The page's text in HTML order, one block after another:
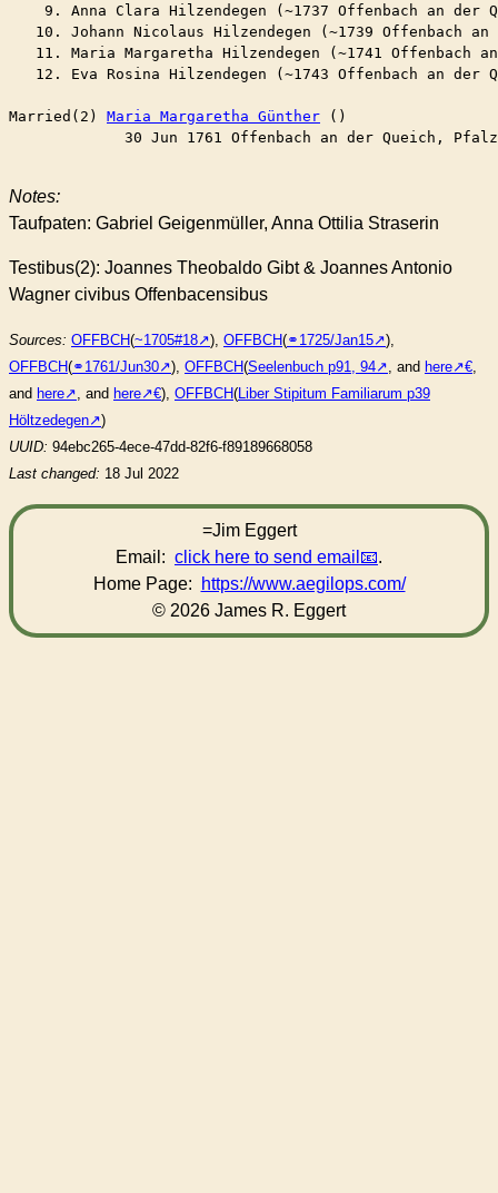
9. Anna Clara Hilzendegen (~1737 Offenbach an der
10. Johann Nicolaus Hilzendegen (~1739 Offenbach an
11. Maria Margaretha Hilzendegen (~1741 Offenbach
12. Eva Rosina Hilzendegen (~1743 Offenbach an der
Married(2) Maria Margaretha Günther ()
30 Jun 1761 Offenbach an der Queich,
Notes:
Taufpaten: Gabriel Geigenmüller, Anna Ottilia Straserin
Testibus(2): Joannes Theobaldo Gibt & Joannes Antonio
Wagner civibus Offenbacensibus
Sources: OFFBCH(~1705#18 ), OFFBCH(⚭1725/Jan15
),
OFFBCH(⚭1761/Jun30 ), OFFBCH(Seelenbuch p91, 94 , and here
and here , and here ), OFFBCH(Liber Stipitum Familiarum p39
Höltzedegen
)
UUID: 94ebc265-4ece-47dd-82f6-f89189668058
Last changed: 18 Jul 2022
=Jim Eggert
Email: click here to send email
.
Home Page:
https://www.aegilops.com/
© 2026 James R. Eggert